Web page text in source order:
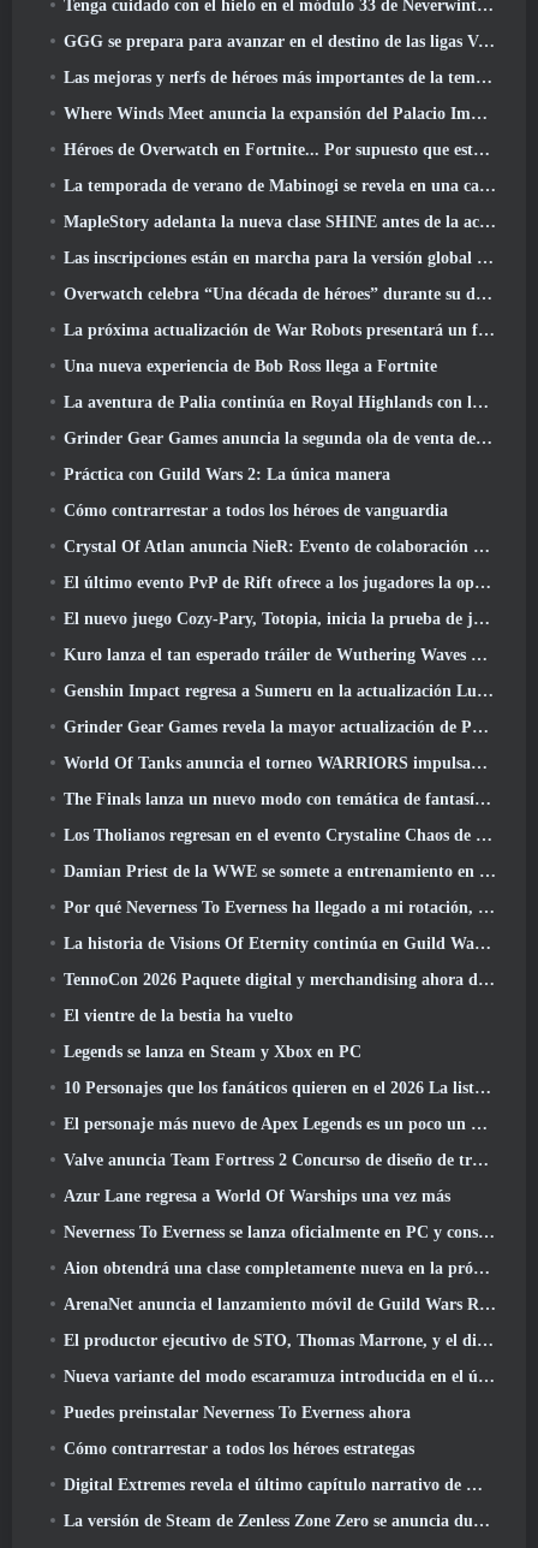
Tenga cuidado con el hielo en el módulo 33 de Neverwinter, Frío cortante
GGG se prepara para avanzar en el destino de las ligas Vaal de Path Of Exile 2 antes del lanzamiento del regreso de los Antiguos
Las mejoras y nerfs de héroes más importantes de la temporada 8
Where Winds Meet anuncia la expansión del Palacio Imperial y comparte una hoja de ruta de contenido "masiva"
Héroes de Overwatch en Fortnite... Por supuesto que estaba destinado a suceder
La temporada de verano de Mabinogi se revela en una carta del productor
MapleStory adelanta la nueva clase SHINE antes de la actualización de junio
Las inscripciones están en marcha para la versión global de la 'Prueba de prólogo' de Limit Zero Breakers de NCSoft
Overwatch celebra “Una década de héroes” durante su décimo aniversario
La próxima actualización de War Robots presentará un francotirador inspirado en Lovecraft
Una nueva experiencia de Bob Ross llega a Fortnite
La aventura de Palia continúa en Royal Highlands con la actualización de hoy
Grinder Gear Games anuncia la segunda ola de venta de entradas para ExileCon
Práctica con Guild Wars 2: La única manera
Cómo contrarrestar a todos los héroes de vanguardia
Crystal Of Atlan anuncia NieR: Evento de colaboración de autómatas
El último evento PvP de Rift ofrece a los jugadores la oportunidad de ganar hasta 4000 Créditos y un nuevo título
El nuevo juego Cozy-Pary, Totopia, inicia la prueba de juego beta cerrada
Kuro lanza el tan esperado tráiler de Wuthering Waves Cyberpunk: Cruce de Edgerunners
Genshin Impact regresa a Sumeru en la actualización Luna VII
Grinder Gear Games revela la mayor actualización de Path Of Exile II hasta el momento, El regreso de los antiguos
World Of Tanks anuncia el torneo WARRIORS impulsado por la comunidad
The Finals lanza un nuevo modo con temática de fantasía medieval, 'Dragon's Claim'
Los Tholianos regresan en el evento Crystaline Chaos de Star Trek Online
Damian Priest de la WWE se somete a entrenamiento en “The Loot Camp” en el tráiler Live Action Burst Fest de Delta Force
Por qué Neverness To Everness ha llegado a mi rotación, Por ahora
La historia de Visions Of Eternity continúa en Guild Wars 2 La próxima semana
TennoCon 2026 Paquete digital y merchandising ahora disponibles para comprar
El vientre de la bestia ha vuelto
Legends se lanza en Steam y Xbox en PC
10 Personajes que los fanáticos quieren en el 2026 La lista de Marvel Rivals es la que tiene más probabilidades de suceder
El personaje más nuevo de Apex Legends es un poco un demonio de la velocidad
Valve anuncia Team Fortress 2 Concurso de diseño de trofeos ÜBERFEST
Azur Lane regresa a World Of Warships una vez más
Neverness To Everness se lanza oficialmente en PC y consolas
Aion obtendrá una clase completamente nueva en la próxima actualización de Dread Blade
ArenaNet anuncia el lanzamiento móvil de Guild Wars Reforged
El productor ejecutivo de STO, Thomas Marrone, y el director creativo de Neverwinter, Randy Mosiondz, hablan sobre los juegos y el futuro de Cryptic.
Nueva variante del modo escaramuza introducida en el último acto de Valorant
Puedes preinstalar Neverness To Everness ahora
Cómo contrarrestar a todos los héroes estrategas
Digital Extremes revela el último capítulo narrativo de Warframe con nuevos cortos de anime
La versión de Steam de Zenless Zone Zero se anuncia durante la versión 2.8 Programa Especial